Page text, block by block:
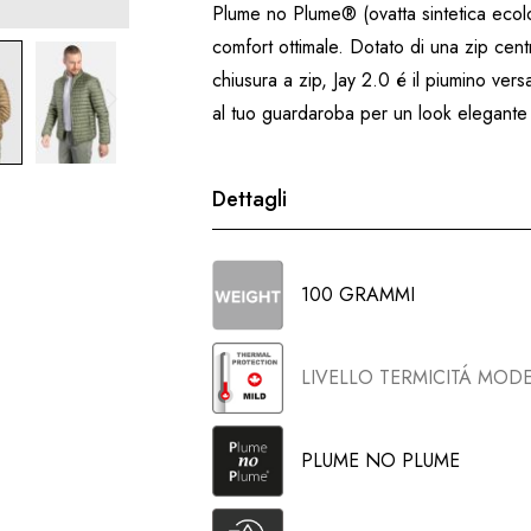
Plume no Plume® (ovatta sintetica
comfort ottimale. Dotato di una zip
chiusura a zip, Jay 2.0 é il piumino
al tuo guardaroba per un look
Dettagli
100 GRAMMI
LIVELLO TERMICITÁ
PLUME NO PLUME